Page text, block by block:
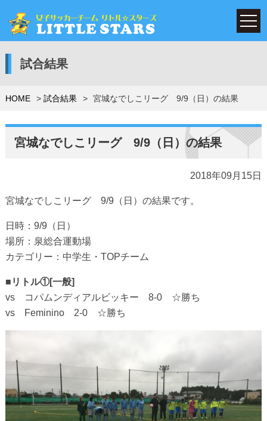
試合結果
HOME 試合結果 宮城なでしこリーグ 9/9（日）の結果
宮城なでしこリーグ 9/9（日）の結果
2018年09月15日
宮城なでしこリーグ 9/9（日）の結果です。
日時：9/9（日）
場所：泉総合運動場
カテゴリー：中学生・TOPチーム
■リトル①[一般]
vs コパムンディアルビッキー 8-0 ☆勝ち
vs Feminino 2-0 ☆勝ち